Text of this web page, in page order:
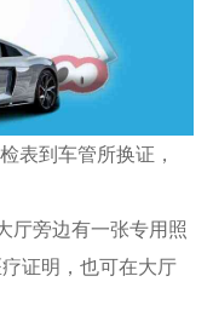
表到车管所换证，
厅旁边有一张专用照
证明，也可在大厅